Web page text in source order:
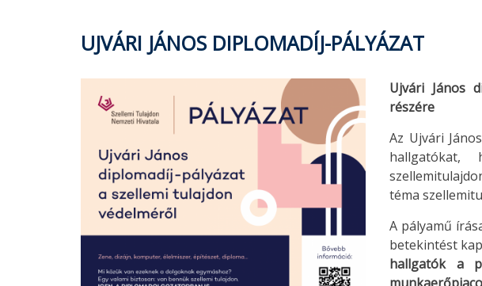
UJVÁRI JÁNOS DIPLOMADÍJ-PÁLYÁZAT
Ujvári János
részére
Az Ujvári
hallgatókat,
téma
A pályamű
betekintést
hallgatók a